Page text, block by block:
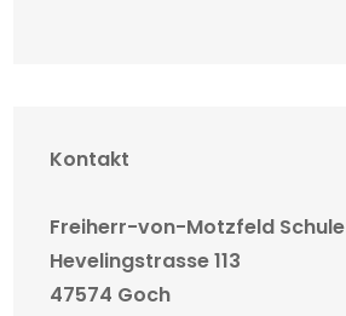
Kontakt
Freiherr-von-Motzfeld Schule
Hevelingstrasse 113
47574 Goch